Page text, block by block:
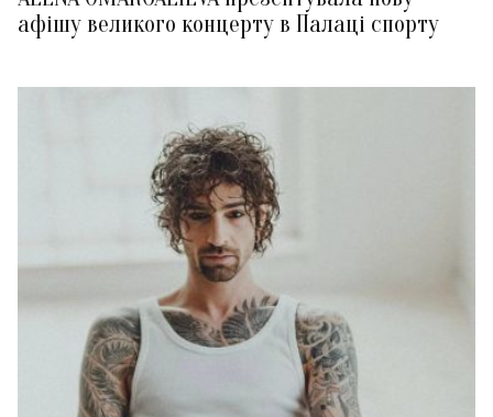
афішу великого концерту в Палаці спорту